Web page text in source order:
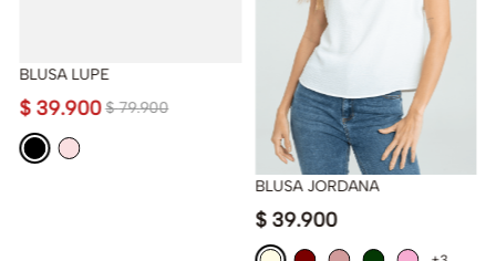
BLUSA LUPE
$ 79.900
$ 39.900
BLUSA JORDANA
$ 39.900